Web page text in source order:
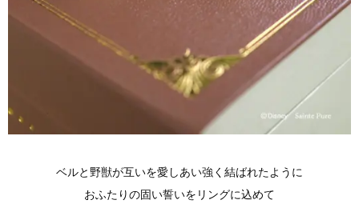
ベルと野獣が互いを愛しあい強く結ばれたように
おふたりの固い誓いをリングに込めて